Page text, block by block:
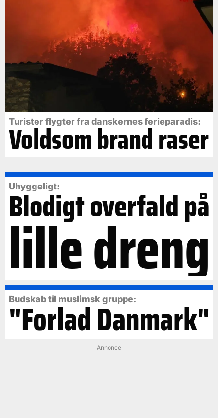
Turister flygter fra danskernes ferieparadis:
Voldsom brand raser
Uhyggeligt:
Blodigt overfald på
lille dreng
Budskab til muslimsk gruppe:
"Forlad Danmark"
Annonce